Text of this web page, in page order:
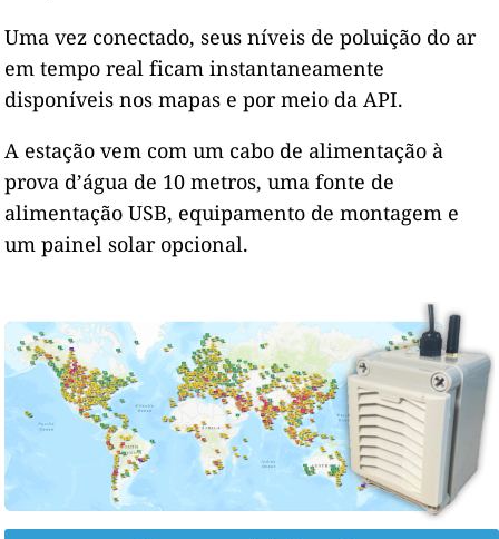
Uma vez conectado, seus níveis de poluição do ar
em tempo real ficam instantaneamente
disponíveis nos mapas e por meio da API.
A estação vem com um cabo de alimentação à
prova d’água de 10 metros, uma fonte de
alimentação USB, equipamento de montagem e
um painel solar opcional.